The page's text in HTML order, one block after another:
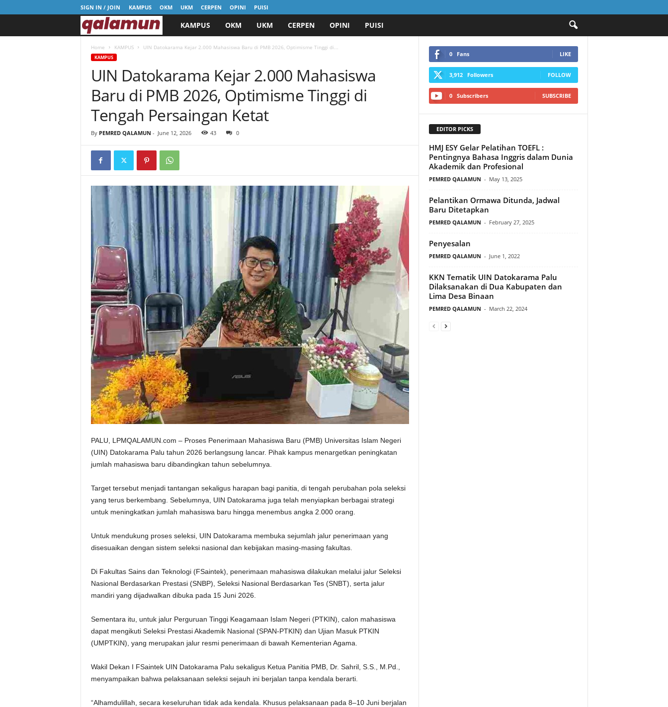
SIGN IN / JOIN KAMPUS OKM UKM CERPEN OPINI PUISI
p
q
a
l
a
m
u
n
KAMPUS OKM UKM CERPEN OPINI PUISI
Home KAMPUS UIN Datokarama Kejar 2.000 Mahasiswa Baru di PMB 2026, Optimisme Tinggi di...
KAMPUS
UIN Datokarama Kejar 2.000 Mahasiswa
Baru di PMB 2026, Optimisme Tinggi di
Tengah Persaingan Ketat
By PEMRED QALAMUN - June 12, 2026 43 0
PALU, LPMQALAMUN.com – Proses Penerimaan Mahasiswa Baru (PMB) Universitas Islam Negeri
(UIN) Datokarama Palu tahun 2026 berlangsung lancar. Pihak kampus menargetkan peningkatan
jumlah mahasiswa baru dibandingkan tahun sebelumnya.
Target tersebut menjadi tantangan sekaligus harapan bagi panitia, di tengah perubahan pola seleksi
yang terus berkembang. Sebelumnya, UIN Datokarama juga telah menyiapkan berbagai strategi
untuk meningkatkan jumlah mahasiswa baru hingga menembus angka 2.000 orang.
Untuk mendukung proses seleksi, UIN Datokarama membuka sejumlah jalur penerimaan yang
disesuaikan dengan sistem seleksi nasional dan kebijakan masing-masing fakultas.
Di Fakultas Sains dan Teknologi (FSaintek), penerimaan mahasiswa dilakukan melalui jalur Seleksi
Nasional Berdasarkan Prestasi (SNBP), Seleksi Nasional Berdasarkan Tes (SNBT), serta jalur
mandiri yang dijadwalkan dibuka pada 15 Juni 2026.
Sementara itu, untuk jalur Perguruan Tinggi Keagamaan Islam Negeri (PTKIN), calon mahasiswa
dapat mengikuti Seleksi Prestasi Akademik Nasional (SPAN-PTKIN) dan Ujian Masuk PTKIN
(UMPTKIN), yang merupakan jalur resmi penerimaan di bawah Kementerian Agama.
Wakil Dekan I FSaintek UIN Datokarama Palu sekaligus Ketua Panitia PMB, Dr. Sahril, S.S., M.Pd.,
menyampaikan bahwa pelaksanaan seleksi sejauh ini berjalan tanpa kendala berarti.
“Alhamdulillah, secara keseluruhan tidak ada kendala. Khusus pelaksanaan pada 8–10 Juni berjalan
0 Fans LIKE
3,912 Followers FOLLOW
0 Subscribers SUBSCRIBE
EDITOR PICKS
HMJ ESY Gelar Pelatihan TOEFL :
Pentingnya Bahasa Inggris dalam Dunia
Akademik dan Profesional
PEMRED QALAMUN - May 13, 2025
Pelantikan Ormawa Ditunda, Jadwal
Baru Ditetapkan
PEMRED QALAMUN - February 27, 2025
Penyesalan
PEMRED QALAMUN - June 1, 2022
KKN Tematik UIN Datokarama Palu
Dilaksanakan di Dua Kabupaten dan
Lima Desa Binaan
PEMRED QALAMUN - March 22, 2024